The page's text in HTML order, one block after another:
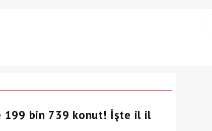
199 bin 739 konut! İşte il il